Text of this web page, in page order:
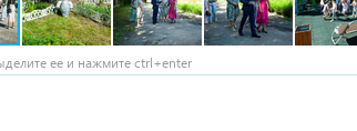
ее и нажмите ctrl+enter